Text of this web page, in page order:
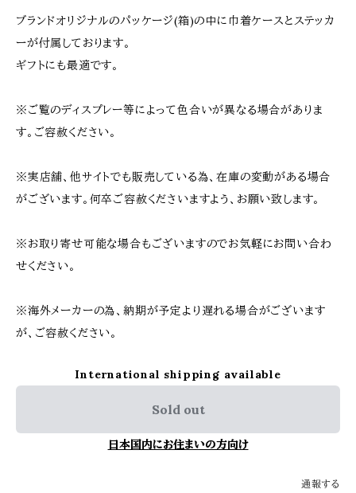
ブランドオリジナルのパッケージ(箱)の中に巾着ケースとステッカ
ーが付属しております。
ギフトにも最適です。
※ご覧のディスプレー等によって色合いが異なる場合がありま
す。ご容赦ください。
※実店舗、他サイトでも販売している為、在庫の変動がある場合
がございます。何卒ご容赦くださいますよう、お願い致します。
※お取り寄せ可能な場合もございますのでお気軽にお問い合わ
せください。
※海外メーカーの為、納期が予定より遅れる場合がございます
が、ご容赦ください。
International shipping available
Sold out
日本国内にお住まいの方向け
通報する